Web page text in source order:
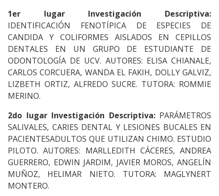
1er lugar Investigación Descriptiva:
IDENTIFICACIÓN FENOTÍPICA DE ESPECIES DE
CANDIDA Y COLIFORMES AISLADOS EN CEPILLOS
DENTALES EN UN GRUPO DE ESTUDIANTE DE
ODONTOLOGÍA DE UCV. AUTORES: ELISA CHIANALE,
CARLOS CORCUERA, WANDA EL FAKIH, DOLLY GALVIZ,
LIZBETH ORTIZ, ALFREDO SUCRE. TUTORA: ROMMIE
MERINO.
2do lugar Investigación Descriptiva:PARÁMETROS
SALIVALES, CARIES DENTAL Y LESIONES BUCALES EN
PACIENTESADULTOS QUE UTILIZAN CHIMO. ESTUDIO
PILOTO. AUTORES: MARLLEDITH CÁCERES, ANDREA
GUERRERO, EDWIN JARDIM, JAVIER MOROS, ANGELÍN
MUÑOZ, HELIMAR NIETO. TUTORA: MAGLYNERT
MONTERO.